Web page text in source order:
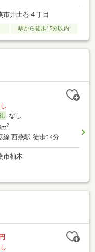
市井土巻４丁目
駅から徒歩15分以内
なし
2
線 西燕駅 徒歩14分
市杣木